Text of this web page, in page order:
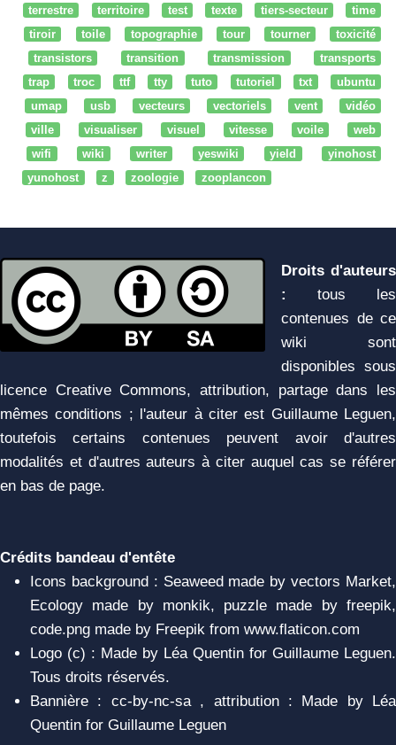
terrestre
territoire test texte tiers-secteur
time
tiroir
toile topographie tour tourner
toxicité
transistors
transition transmission
transports
trap
troc ttf tty tuto tutoriel txt
ubuntu
umap
usb vecteurs vectoriels vent
vidéo
ville
visualiser visuel vitesse voile
web
wifi
wiki writer yeswiki yield
yinohost
yunohost
z zoologie zooplancon
Droits d'auteurs
:
tous les
contenues de ce
wiki sont
disponibles sous
licence Creative Commons, attribution, partage dans les
mêmes conditions ; l'auteur à citer est Guillaume Leguen,
toutefois certains contenues peuvent avoir d'autres
modalités et d'autres auteurs à citer auquel cas se référer
en bas de page.
Crédits bandeau d'entête
Icons background : Seaweed made by vectors Market,
Ecology made by monkik, puzzle made by freepik,
code.png made by Freepik from www.flaticon.com
Logo (c) : Made by Léa Quentin for Guillaume Leguen.
Tous droits réservés.
Bannière : cc-by-nc-sa , attribution : Made by Léa
Quentin for Guillaume Leguen